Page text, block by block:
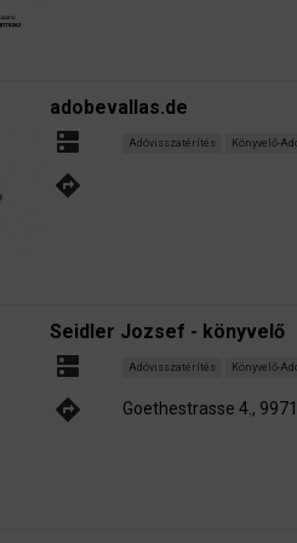
adobevallas.de
dns Adóvisszatérítés Könyvelő-
directions
Seidler Jozsef - könyvelő
dns Adóvisszatérítés Könyvelő-
directions Goethestrasse 4.,